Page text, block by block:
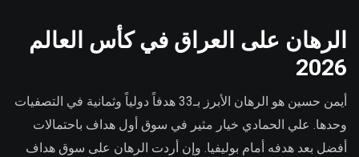
الرهان على العراق في كأس العالم
2026
أيمن حسين هو الرهان الأبرز بـ33 هدفاً دولياً وثمانية في التصفيات
وحدها. علي الحمادي خيار مثير في سوق أول هداف باحتمالات
أفضل بعد هدفه أمام بوليفيا. وإن أردت الرهان على سوق هداف